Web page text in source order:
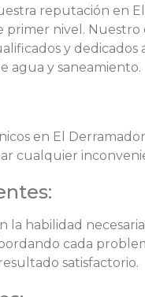
reputación en
primer nivel.
y dedicados
agua y saneamiento.
en El
cualquier
la habilidad
cada
satisfactorio.